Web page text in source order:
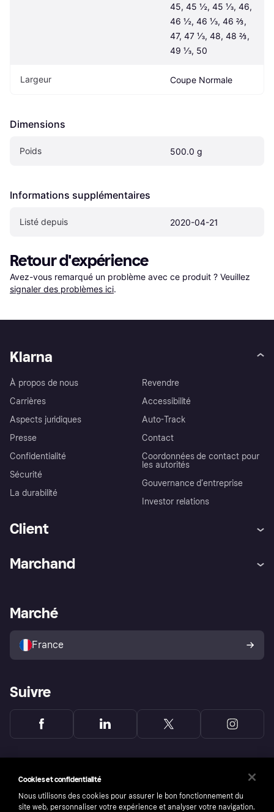
45, 45 ½, 45 ⅓, 46,
46 ½, 46 ⅓, 46 ⅔,
47, 47 ⅓, 48, 48 ⅔,
49 ⅓, 50
Largeur Coupe Normale
Dimensions
Poids 500.0 g
Informations supplémentaires
Listé depuis 2020-04-21
Retour d'expérience
Avez-vous remarqué un problème avec ce produit ? Veuillez
signaler des problèmes ici.
Klarna
À propos de nous
Carrières
Aspects juridiques
Presse
Confidentialité
Sécurité
La durabilité
Revendre
Accessibilité
Auto-Track
Contact
Coordonnées de contact pour
les autorités
Gouvernance d’entreprise
Investor relations
Client
Explorez les magasins
Politique de protection de
l’acheteur Klarna
Marchand
Portail Marchand
Marché
France
Suivre
Cookies et confidentialité
Nous utilisons des cookies pour assurer le bon fonctionnement du
site web, personnaliser votre expérience et analyser votre navigation.